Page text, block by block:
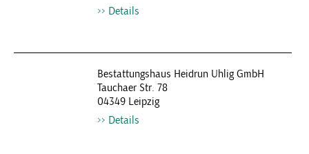
Details
Bestattungshaus Heidrun Uhlig GmbH
Tauchaer Str. 78
04349 Leipzig
Details